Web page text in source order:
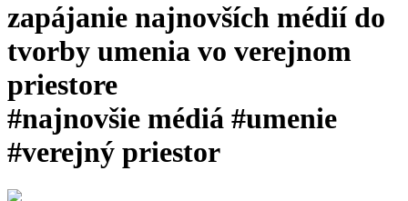
zapájanie najnovších médií do
tvorby umenia vo verejnom
priestore
#najnovšie médiá #umenie
#verejný priestor